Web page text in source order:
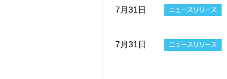
7月31日
7月31日